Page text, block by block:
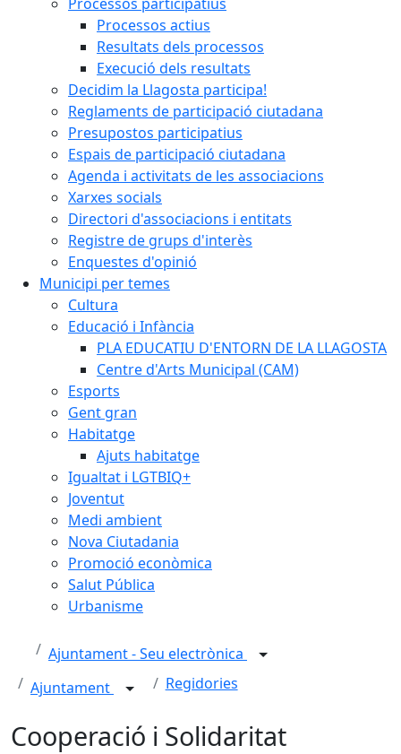
Processos actius
Resultats dels processos
Execució dels resultats
Decidim la Llagosta participa!
Reglaments de participació ciutadana
Presupostos participatius
Espais de participació ciutadana
Agenda i activitats de les associacions
Xarxes socials
Directori d'associacions i entitats
Registre de grups d'interès
Enquestes d'opinió
Municipi per temes
Cultura
Educació i Infància
PLA EDUCATIU D'ENTORN DE LA LLAGOSTA
Centre d'Arts Municipal (CAM)
Esports
Gent gran
Habitatge
Ajuts habitatge
Igualtat i LGTBIQ+
Joventut
Medi ambient
Nova Ciutadania
Promoció econòmica
Salut Pública
Urbanisme
Ajuntament - Seu electrònica
Ajuntament
Regidories
Cooperació i Solidaritat